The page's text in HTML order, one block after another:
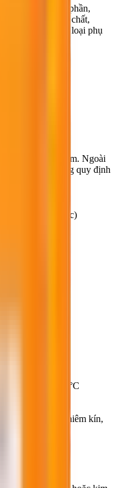
phẳng, ba thành phần,
epoxy nguyên chất,
chọn lọc và các loại phụ
cây, đỏ nâu, xám. Ngoài
cầu với số lượng quy định
theo màu sắc)
độ 5°C - 35°C
(trong thùng niêm kín,
mát)